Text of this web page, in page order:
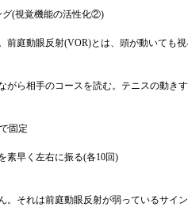
グ(視覚機能の活性化②)
前庭動眼反射(VOR)とは、頭が動いても
がら相手のコースを読む。テニスの動き
固定
素早く左右に振る(各10回)
。それは前庭動眼反射が弱っているサイ